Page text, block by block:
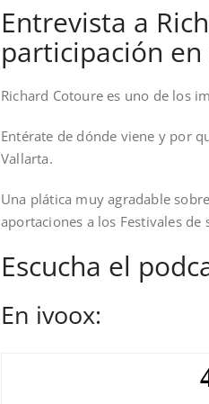
Entrevista a
participación en
Richard Cotoure es uno de los
Entérate de dónde viene y por
Vallarta.
Una plática muy agradable
aportaciones a los Festivales
Escucha el
En ivoox: